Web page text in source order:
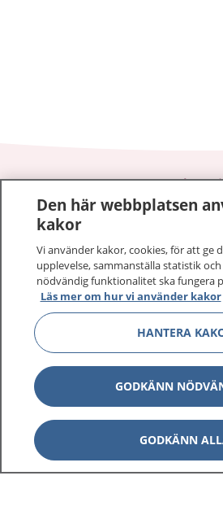
1177–tryggt om din
På 1177.se får du råd om hälsa
sjukdomar och vilka
Logga in för att läsa din journal
vårdärenden. Ring
sjukvårdsrådgivning dygnet runt.
1177 ger dig råd när du vill må
1177 på flera språk
Om 1177
Den här webbplatsen
kakor
Vi använder kakor, cookies, för att ge
upplevelse, sammanställa statistik
nödvändig funktionalitet ska fungera
Läs mer om hur vi använder kakor
HANTERA
GODKÄNN
GODKÄNN